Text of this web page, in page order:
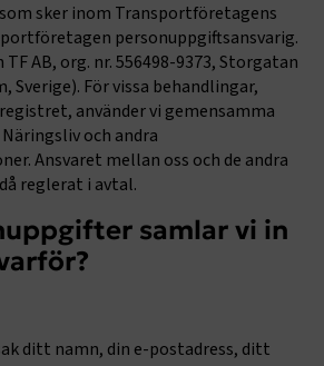
sker inom Transportföretagens
personuppgiftsansvarig.
AB, org. nr. 556498-9373, Storgatan
Sverige). För vissa behandlingar,
använder vi gemensamma
och andra
Ansvaret mellan oss och de andra
reglerat i avtal.
samlar vi in
ditt namn, din e-postadress, ditt